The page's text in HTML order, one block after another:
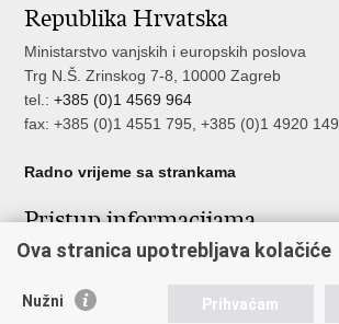
Facebooku
Twitteru
Republika Hrvatska
Ministarstvo vanjskih i europskih poslova
Trg N.Š. Zrinskog 7-8, 10000 Zagreb
tel.:+385 (0)1 4569 964
fax: +385 (0)1 4551 795, +385 (0)1 4920 149
Radno vrijeme sa strankama
Pristup informacijama
Pristup informacijama
Nepravilnosti
Ova stranica upotrebljava kolačiće
Nužni Prihvaćam